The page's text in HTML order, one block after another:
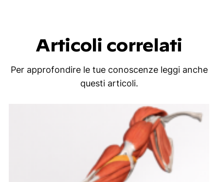
Articoli correlati
Per approfondire le tue conoscenze leggi anche
questi articoli.